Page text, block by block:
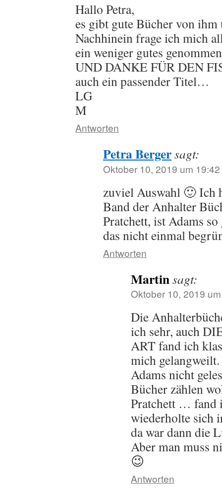
Hallo Petra,
es gibt gute Bücher von
Nachhinein frage ich mich
ein weniger gutes
UND DANKE FÜR DEN
auch ein passender Titel…
LG
M
Antworten
Petra Bergersagt:
Oktober 10, 2019 um
zuviel Auswahl 🙂 Ich
Band der Anhalter
Pratchett, ist Adams
das nicht einmal
Antworten
Martinsagt:
Oktober 10, 2019
Die
ich sehr, auch
ART fand ich
mich
Adams nicht
Bücher zählen
Pratchett … fand
wiederholte sich
da war dann die
Aber man muss
😉
Antworten